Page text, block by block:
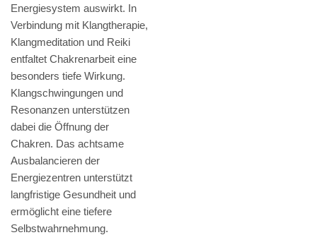
Energiesystem auswirkt. In
Verbindung mit Klangtherapie,
Klangmeditation und Reiki
entfaltet Chakrenarbeit eine
besonders tiefe Wirkung.
Klangschwingungen und
Resonanzen unterstützen
dabei die Öffnung der
Chakren. Das achtsame
Ausbalancieren der
Energiezentren unterstützt
langfristige Gesundheit und
ermöglicht eine tiefere
Selbstwahrnehmung.